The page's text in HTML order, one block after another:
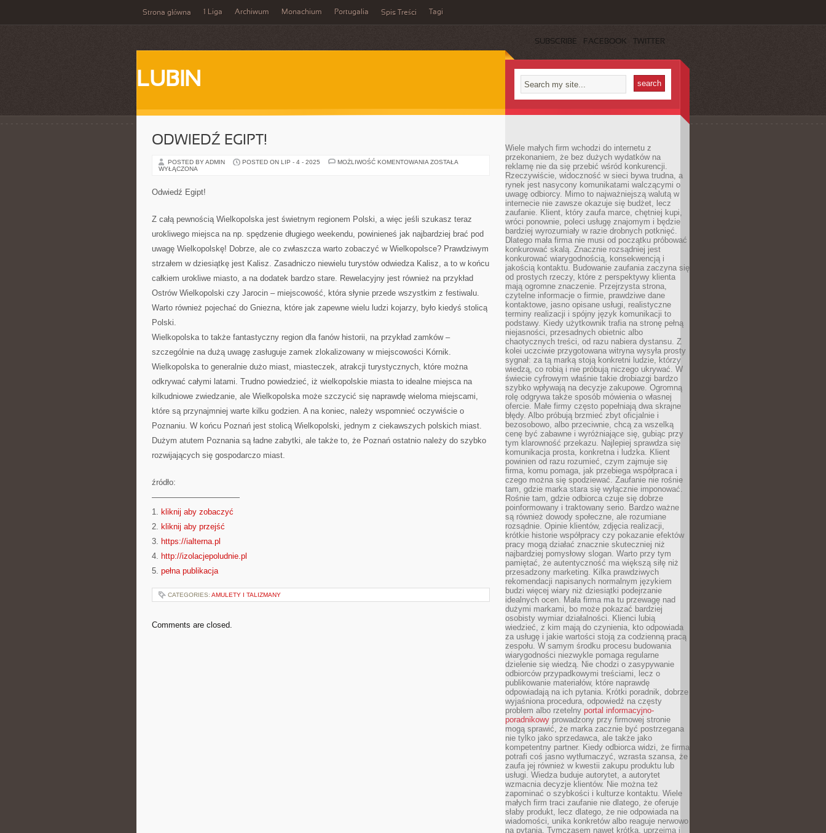
Strona główna 1 Liga Archiwum Monachium Portugalia Spis Treści Tagi
SUBSCRIBE FACEBOOK TWITTER
LUBIN
ODWIEDŹ EGIPT!
POSTED BY ADMIN POSTED ON LIP - 4 - 2025 MOŻLIWOŚĆ KOMENTOWANIA ODWIEDŹ
ZOSTAŁA
WYŁĄCZONA
Odwiedź Egipt!
Z całą pewnością Wielkopolska jest świetnym regionem Polski, a więc jeśli szukasz teraz
urokliwego miejsca na np. spędzenie długiego weekendu, powinieneś jak najbardziej brać pod
uwagę Wielkopolskę! Dobrze, ale co zwłaszcza warto zobaczyć w Wielkopolsce? Prawdziwym
strzałem w dziesiątkę jest Kalisz. Zasadniczo niewielu turystów odwiedza Kalisz, a to w końcu
całkiem urokliwe miasto, a na dodatek bardzo stare. Rewelacyjny jest również na przykład
Ostrów Wielkopolski czy Jarocin – miejscowość, która słynie przede wszystkim z festiwalu.
Warto również pojechać do Gniezna, które jak zapewne wielu ludzi kojarzy, było kiedyś stolicą
Polski.
Wielkopolska to także fantastyczny region dla fanów historii, na przykład zamków –
szczególnie na dużą uwagę zasługuje zamek zlokalizowany w miejscowości Kórnik.
Wielkopolska to generalnie dużo miast, miasteczek, atrakcji turystycznych, które można
odkrywać całymi latami. Trudno powiedzieć, iż wielkopolskie miasta to idealne miejsca na
kilkudniowe zwiedzanie, ale Wielkopolska może szczycić się naprawdę wieloma miejscami,
które są przynajmniej warte kilku godzien. A na koniec, należy wspomnieć oczywiście o
Poznaniu. W końcu Poznań jest stolicą Wielkopolski, jednym z ciekawszych polskich miast.
Dużym atutem Poznania są ładne zabytki, ale także to, że Poznań ostatnio należy do szybko
rozwijających się gospodarczo miast.
źródło:
———————————
1. kliknij aby zobaczyć
2. kliknij aby przejść
3. https://ialterna.pl
4. http://izolacjepoludnie.pl
5. pełna publikacja
CATEGORIES: AMULETY I TALIZMANY
Comments are closed.
Wiele małych firm wchodzi do internetu z
przekonaniem, że bez dużych wydatków na
reklamę nie da się przebić wśród konkurencji.
Rzeczywiście, widoczność w sieci bywa trudna, a
rynek jest nasycony komunikatami walczącymi o
uwagę odbiorcy. Mimo to najważniejszą walutą w
internecie nie zawsze okazuje się budżet, lecz
zaufanie. Klient, który zaufa marce, chętniej kupi,
wróci ponownie, poleci usługę znajomym i będzie
bardziej wyrozumiały w razie drobnych potknięć.
Dlatego mała firma nie musi od początku próbować
konkurować skalą. Znacznie rozsądniej jest
konkurować wiarygodnością, konsekwencją i
jakością kontaktu. Budowanie zaufania zaczyna się
od prostych rzeczy, które z perspektywy klienta
mają ogromne znaczenie. Przejrzysta strona,
czytelne informacje o firmie, prawdziwe dane
kontaktowe, jasno opisane usługi, realistyczne
terminy realizacji i spójny język komunikacji to
podstawy. Kiedy użytkownik trafia na stronę pełną
niejasności, przesadnych obietnic albo
chaotycznych treści, od razu nabiera dystansu. Z
kolei uczciwie przygotowana witryna wysyła prosty
sygnał: za tą marką stoją konkretni ludzie, którzy
wiedzą, co robią i nie próbują niczego ukrywać. W
świecie cyfrowym właśnie takie drobiazgi bardzo
szybko wpływają na decyzje zakupowe. Ogromną
rolę odgrywa także sposób mówienia o własnej
ofercie. Małe firmy często popełniają dwa skrajne
błędy. Albo próbują brzmieć zbyt oficjalnie i
bezosobowo, albo przeciwnie, chcą za wszelką
cenę być zabawne i wyróżniające się, gubiąc przy
tym klarowność przekazu. Najlepiej sprawdza się
komunikacja prosta, konkretna i ludzka. Klient
powinien od razu rozumieć, czym zajmuje się
firma, komu pomaga, jak przebiega współpraca i
czego można się spodziewać. Zaufanie nie rośnie
tam, gdzie marka stara się wyłącznie imponować.
Rośnie tam, gdzie odbiorca czuje się dobrze
poinformowany i traktowany serio. Bardzo ważne
są również dowody społeczne, ale rozumiane
rozsądnie. Opinie klientów, zdjęcia realizacji,
krótkie historie współpracy czy pokazanie efektów
pracy mogą działać znacznie skuteczniej niż
najbardziej pomysłowy slogan. Warto przy tym
pamiętać, że autentyczność ma większą siłę niż
przesadzony marketing. Kilka prawdziwych
rekomendacji napisanych normalnym językiem
budzi więcej wiary niż dziesiątki podejrzanie
idealnych ocen. Mała firma ma tu przewagę nad
dużymi markami, bo może pokazać bardziej
osobisty wymiar działalności. Klienci lubią
wiedzieć, z kim mają do czynienia, kto odpowiada
za usługę i jakie wartości stoją za codzienną pracą
zespołu. W samym środku procesu budowania
wiarygodności niezwykle pomaga regularne
dzielenie się wiedzą. Nie chodzi o zasypywanie
odbiorców przypadkowymi treściami, lecz o
publikowanie materiałów, które naprawdę
odpowiadają na ich pytania. Krótki poradnik, dobrze
wyjaśniona procedura, odpowiedź na częsty
problem albo rzetelny portal informacyjno-
poradnikowy prowadzony przy firmowej stronie
mogą sprawić, że marka zacznie być postrzegana
nie tylko jako sprzedawca, ale także jako
kompetentny partner. Kiedy odbiorca widzi, że firma
potrafi coś jasno wytłumaczyć, wzrasta szansa, że
zaufa jej również w kwestii zakupu produktu lub
usługi. Wiedza buduje autorytet, a autorytet
wzmacnia decyzje klientów. Nie można też
zapominać o szybkości i kulturze kontaktu. Wiele
małych firm traci zaufanie nie dlatego, że oferuje
słaby produkt, lecz dlatego, że nie odpowiada na
wiadomości, unika konkretów albo reaguje nerwowo
na pytania. Tymczasem nawet krótka, uprzejma i